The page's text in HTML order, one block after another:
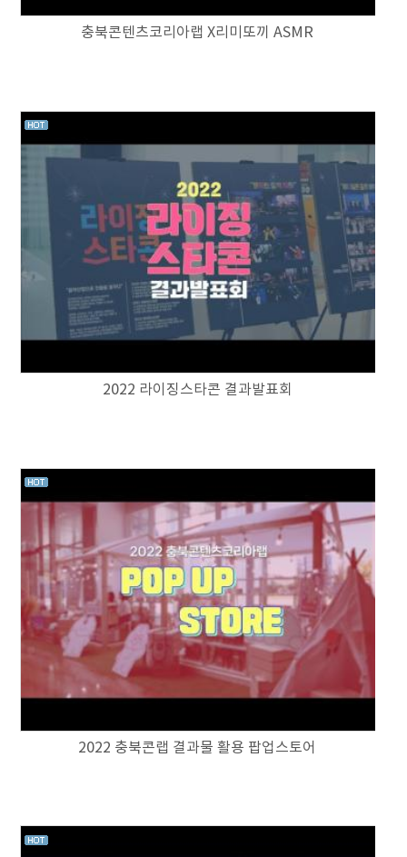
충북콘텐츠코리아랩 X리미또끼 ASMR
2022 라이징스타콘 결과발표회
2022 충북콘랩 결과물 활용 팝업스토어